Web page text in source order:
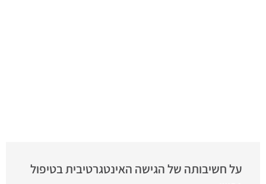
על חשיבותה של הגישה האינטגרטיבית בטיפול